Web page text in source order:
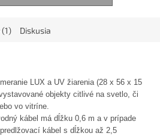
Diskusia
LUX a UV žiarenia (28 x 56 x 15
objekty citlivé na svetlo, či
vo vitríne.
kábel má dĺžku 0,6 m a v prípade
kábel s dĺžkou až 2,5